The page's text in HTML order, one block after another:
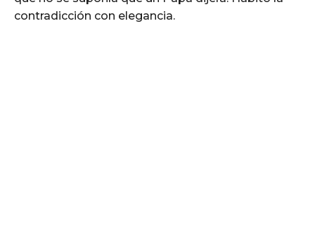
contradicción con elegancia.